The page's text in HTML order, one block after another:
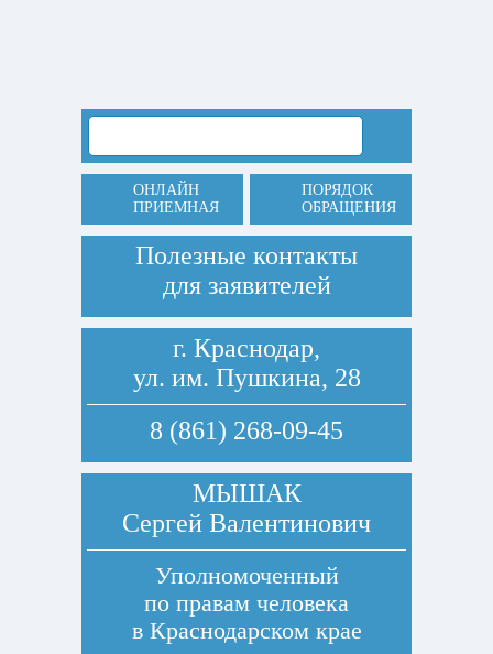
ОНЛАЙН
ПРИЕМНАЯ
ПОРЯДОК
ОБРАЩЕНИЯ
Полезные контакты
для заявителей
г. Краснодар,
ул. им. Пушкина, 28
8 (861) 268-09-45
МЫШАК
Сергей Валентинович
Уполномоченный
по правам человека
в Краснодарском крае